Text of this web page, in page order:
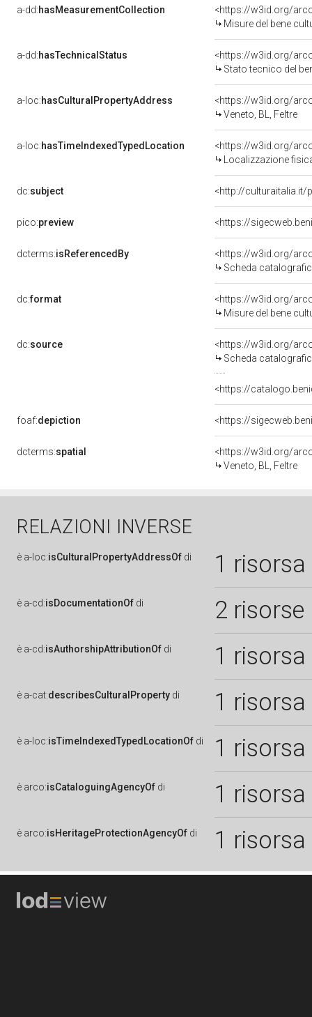
a-dd:hasMeasurementCollection
<https://w3id.org/
Misure del bene
a-dd:hasTechnicalStatus
<https://w3id.org/
Stato tecnico del
a-loc:hasCulturalPropertyAddress
<https://w3id.org/
Veneto, BL, Feltre
a-loc:hasTimeIndexedTypedLocation
<https://w3id.org/
Localizzazione
dc:subject <http://culturaitalia.it/
pico:preview <https://
dcterms:isReferencedBy
<https://w3id.org/
Scheda
dc:format
<https://w3id.org/
Misure del bene
dc:source
<https://w3id.org/
Scheda
<https://
foaf:depiction <https://
dcterms:spatial
<https://w3id.org/
Veneto, BL, Feltre
RELAZIONI INVERSE
è a-loc:isCulturalPropertyAddressOf di 1 risorsa
è a-cd:isDocumentationOf di 2 risorse
è a-cd:isAuthorshipAttributionOf di 1 risorsa
è a-cat:describesCulturalProperty di 1 risorsa
è a-loc:isTimeIndexedTypedLocationOf di 1 risorsa
è arco:isCataloguingAgencyOf di 1 risorsa
è arco:isHeritageProtectionAgencyOf di 1 risorsa